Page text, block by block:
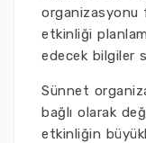
organizasyonu
etkinliği
edecek bilgiler
Sünnet
bağlı olarak
etkinliğin